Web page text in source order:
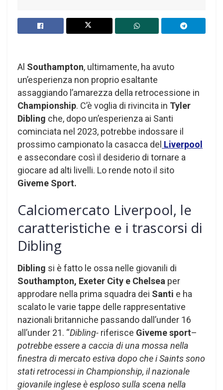
Al Southampton, ultimamente, ha avuto
un’esperienza non proprio esaltante
assaggiando l’amarezza della retrocessione in
Championship. C’è voglia di rivincita in Tyler
Dibling che, dopo un’esperienza ai Santi
cominciata nel 2023, potrebbe indossare il
prossimo campionato la casacca del Liverpool
e assecondare così il desiderio di tornare a
giocare ad alti livelli. Lo rende noto il sito
Giveme Sport.
Calciomercato Liverpool, le
caratteristiche e i trascorsi di
Dibling
Dibling si è fatto le ossa nelle giovanili di
Southampton, Exeter City e Chelsea per
approdare nella prima squadra dei Santi e ha
scalato le varie tappe delle rappresentative
nazionali britanniche passando dall’under 16
all’under 21. “Dibling- riferisce Giveme sport–
potrebbe essere a caccia di una mossa nella
finestra di mercato estiva dopo che i Saints sono
stati retrocessi in Championship, il nazionale
giovanile inglese è esploso sulla scena nella